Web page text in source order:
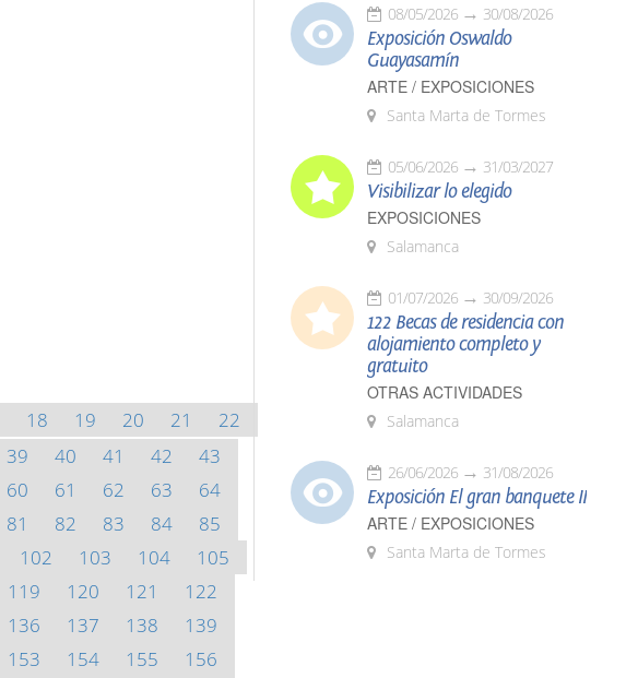
18 19 20 21
22
39 40 41 42
43
60 61 62 63
64
81 82 83 84
85
102 103 104
105
119 120 121
122
136 137 138
139
153 154 155
156
08/05/2026 30/08/2026
Exposición Oswaldo
Guayasamín
ARTE / EXPOSICIONES
Santa Marta de Tormes
05/06/2026 31/03/2027
Visibilizar lo elegido
EXPOSICIONES
Salamanca
01/07/2026 30/09/2026
122 Becas de residencia con
alojamiento completo y
gratuito
OTRAS ACTIVIDADES
Salamanca
26/06/2026 31/08/2026
Exposición El gran banquete II
ARTE / EXPOSICIONES
Santa Marta de Tormes